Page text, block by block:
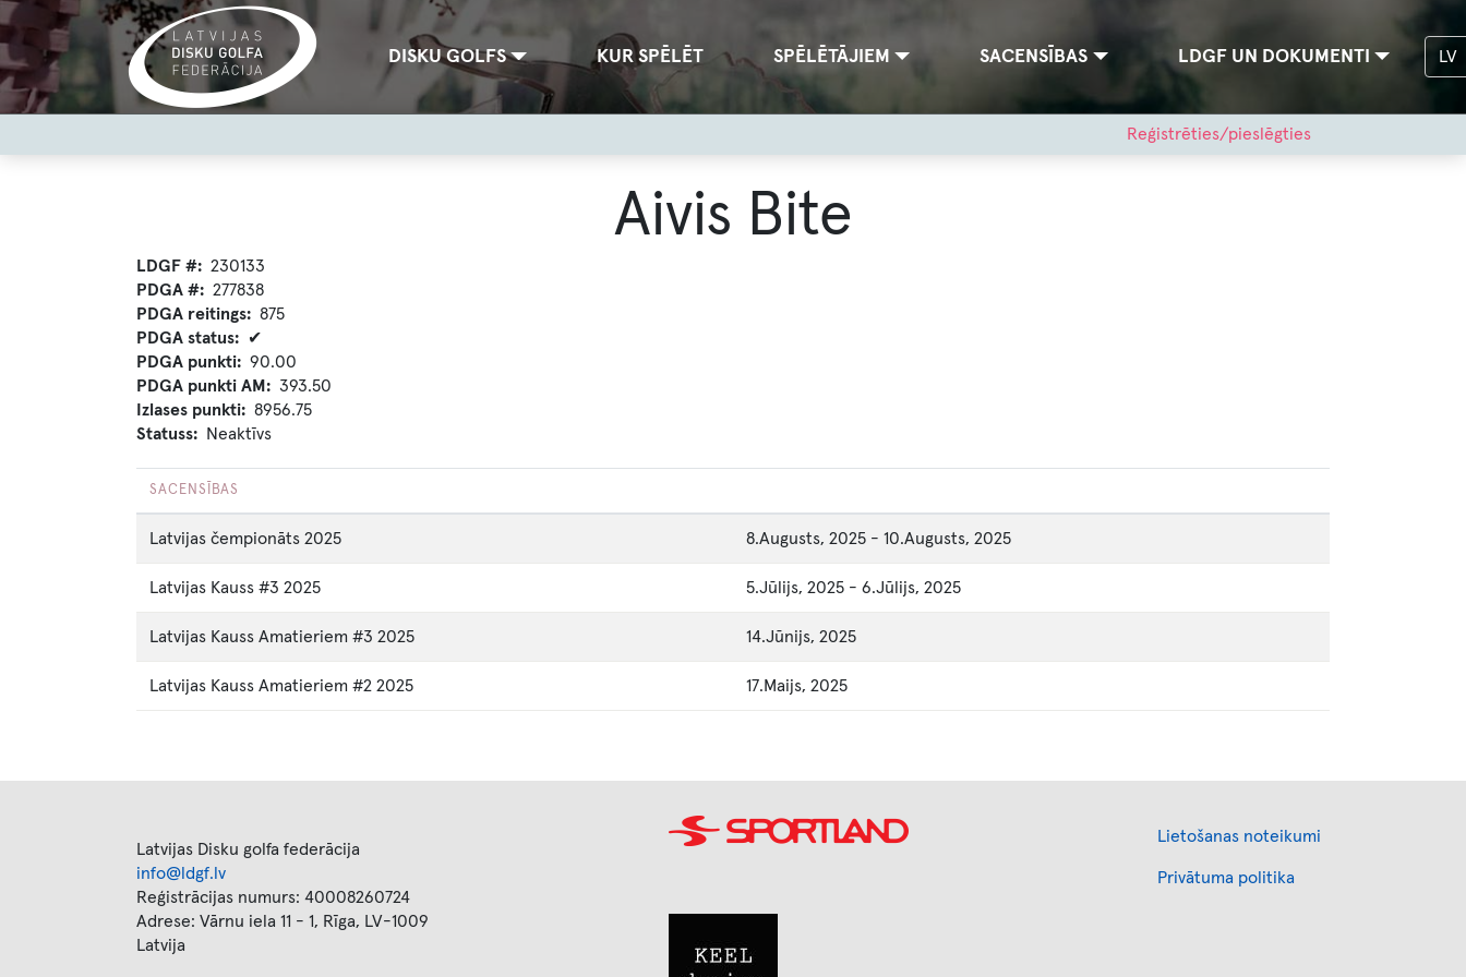
Pārlekt
galveno
saturu
navigationDISKU GOLFS KUR SPĒLĒT SPĒLĒTĀJIEM SACENSĪBAS LDGF UN DOKUMENTI LV
menu
Reģistrēties/pieslēgties
Aivis Bite
LDGF #
230133
PDGA #
277838
PDGA reitings
875
PDGA status
✔
PDGA punkti
90.00
PDGA punkti AM
393.50
Izlases punkti
8956.75
Statuss
Neaktīvs
SACENSĪBAS
Latvijas čempionāts 2025 8.Augusts, 2025 - 10.Augusts, 2025
Latvijas Kauss #3 2025 5.Jūlijs, 2025 - 6.Jūlijs, 2025
Latvijas Kauss Amatieriem #3 2025 14.Jūnijs, 2025
Latvijas Kauss Amatieriem #2 2025 17.Maijs, 2025
Latvijas Disku golfa federācija
info@ldgf.lv
Reģistrācijas numurs: 40008260724
Adrese: Vārnu iela 11 - 1, Rīga, LV-1009
Latvija
Image Lietošanas noteikumi
Privātuma politika